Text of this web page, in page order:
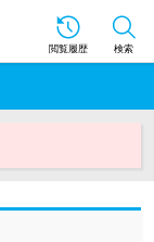
閲覧履歴 検索